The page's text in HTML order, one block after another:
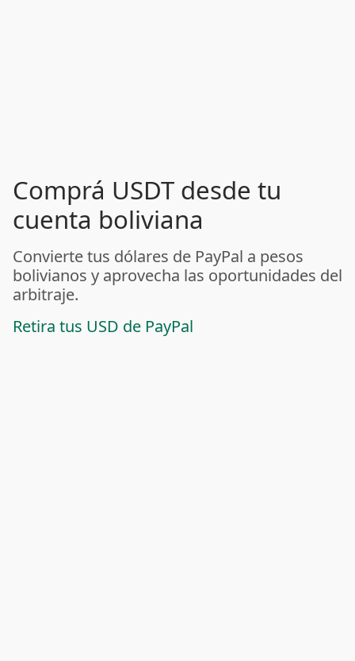
Comprá USDT desde tu
cuenta boliviana
Convierte tus dólares de PayPal a pesos
bolivianos y aprovecha las oportunidades del
arbitraje.
Retira tus USD de PayPal